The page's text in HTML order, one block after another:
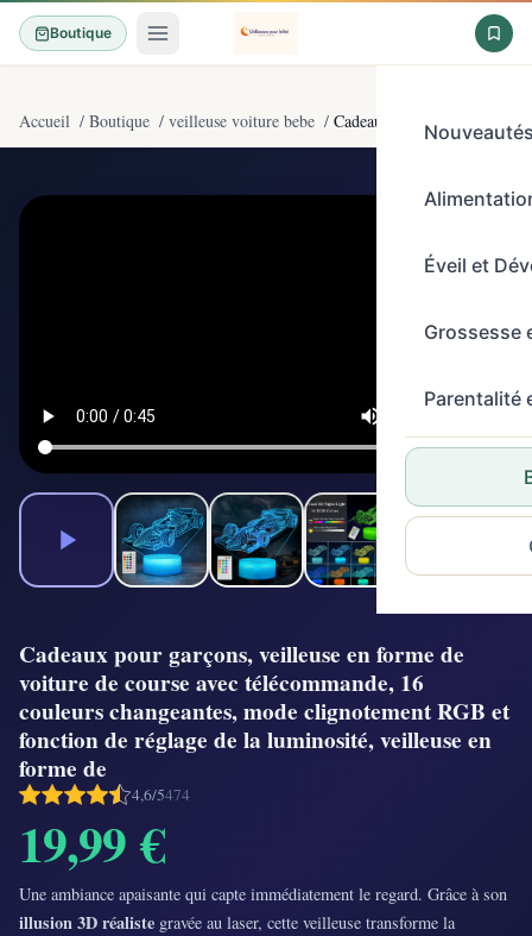
Boutique
Éveil et
Grossesse
Parentalité
Accueil / Boutique / veilleuse voiture bebe / Cadeaux pour garçons,
Cadeaux pour garçons, veilleuse en forme de
voiture de course avec télécommande, 16
couleurs changeantes, mode clignotement RGB et
fonction de réglage de la luminosité, veilleuse en
forme de
4,6/5474
19,99 €
Une ambiance apaisante qui capte immédiatement le regard. Grâce à son
illusion 3D réaliste gravée au laser, cette veilleuse transforme la